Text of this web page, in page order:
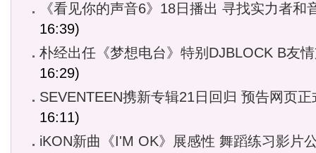
《看见你的声音6》18日播出 寻找实力者和
16:39)
朴经出任《梦想电台》特别DJBLOCK B友
16:29)
SEVENTEEN携新专辑21日回归 预告网页正
16:11)
iKON新曲《I'M OK》展感性 舞蹈练习影片